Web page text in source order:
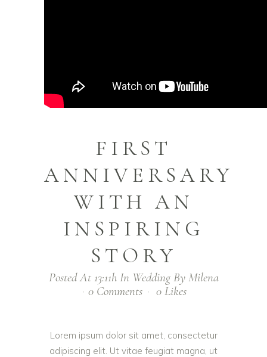
FIRST
ANNIVERSARY
WITH AN
INSPIRING
STORY
Posted At 13:11hIn Wedding By Milena
0 Comments
0 Likes
Lorem ipsum dolor sit amet, consectetur
adipiscing elit. Ut vitae feugiat magna, ut